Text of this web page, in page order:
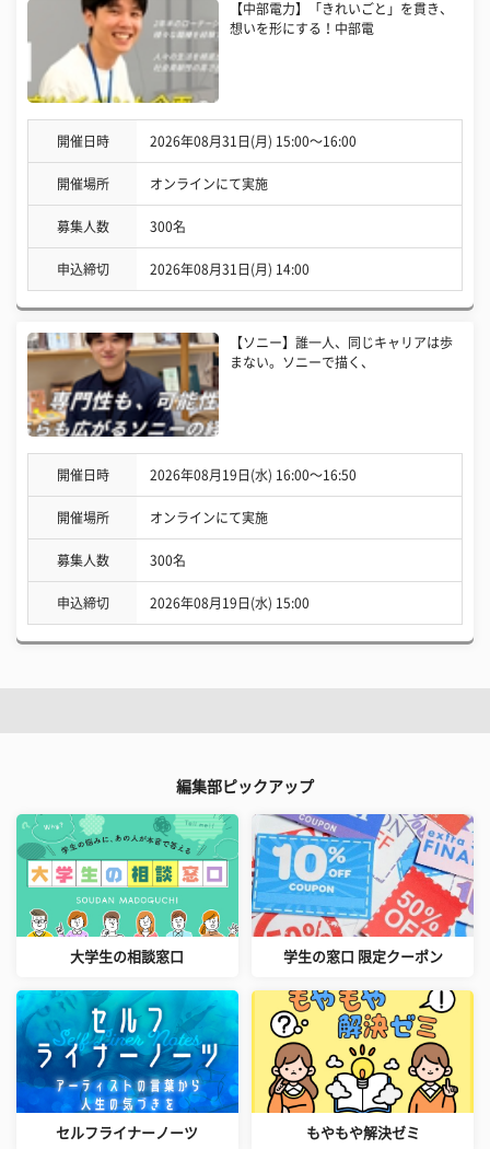
【中部電力】「きれいごと」を貫き、
想いを形にする！中部電
開催日時 2026年08月31日(月) 15:00〜16:00
開催場所 オンラインにて実施
募集人数 300名
申込締切 2026年08月31日(月) 14:00
【ソニー】誰一人、同じキャリアは歩
まない。ソニーで描く、
開催日時 2026年08月19日(水) 16:00〜16:50
開催場所 オンラインにて実施
募集人数 300名
申込締切 2026年08月19日(水) 15:00
編集部ピックアップ
大学生の相談窓口 学生の窓口 限定クーポン
セルフライナーノーツ もやもや解決ゼミ